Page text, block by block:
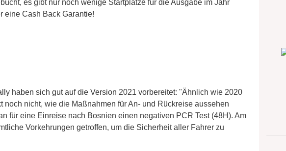
es gibt nur noch wenige Startplätze für die Ausgabe im Jahr
eine Cash Back Garantie!
haben sich gut auf die Version 2021 vorbereitet: "Ähnlich wie 2020
noch nicht, wie die Maßnahmen für An- und Rückreise aussehen
für eine Einreise nach Bosnien einen negativen PCR Test (48H). Am
Vorkehrungen getroffen, um die Sicherheit aller Fahrer zu